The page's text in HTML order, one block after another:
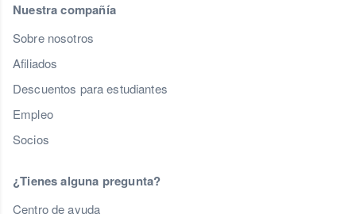
Nuestra compañía
Sobre nosotros
Afiliados
Descuentos para estudiantes
Empleo
Socios
¿Tienes alguna pregunta?
Centro de ayuda